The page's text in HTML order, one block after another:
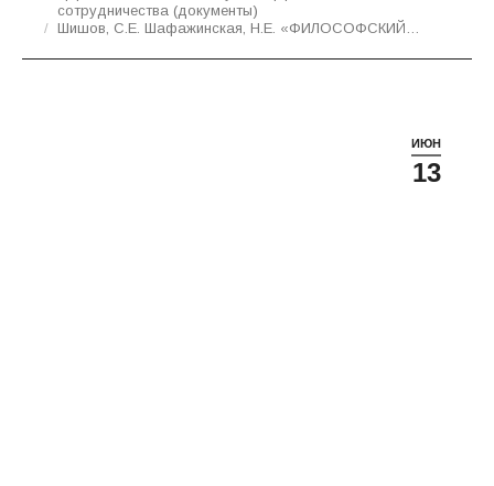
сотрудничества (документы)
Шишов, С.Е. Шафажинская, Н.Е. «ФИЛОСОФСКИЙ…
ИЮН
13